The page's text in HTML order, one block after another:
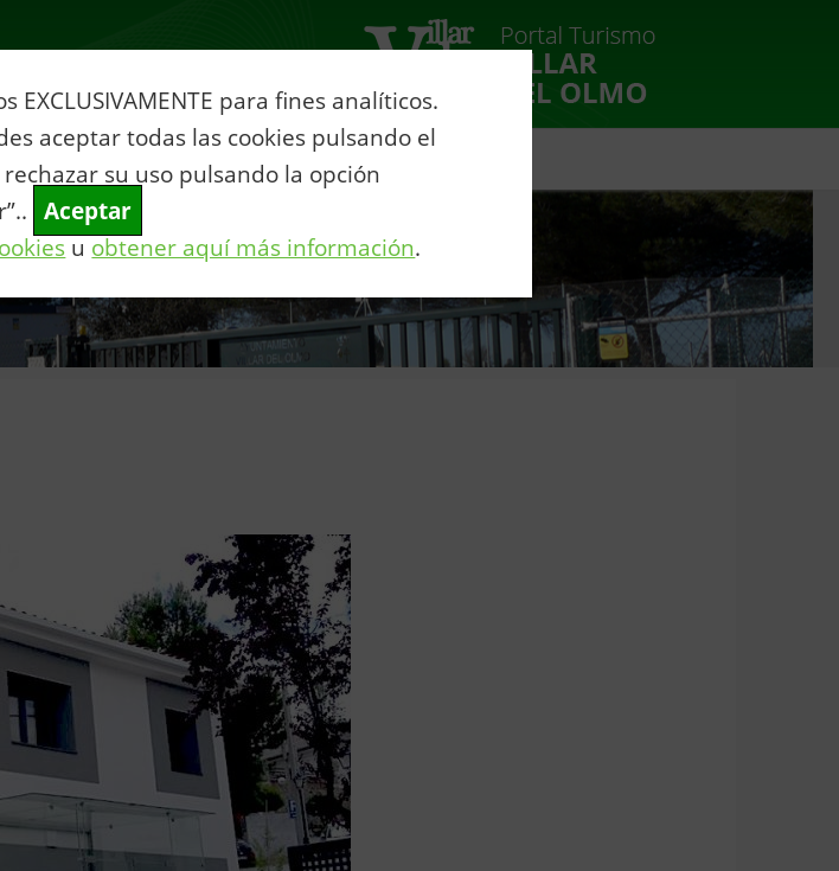
para fines analíticos.
aceptar todas las cookies pulsando el
su uso pulsando la opción
Aceptar
u obtener aquí más información.
Tu municipio Convenio Agua Eurovillas